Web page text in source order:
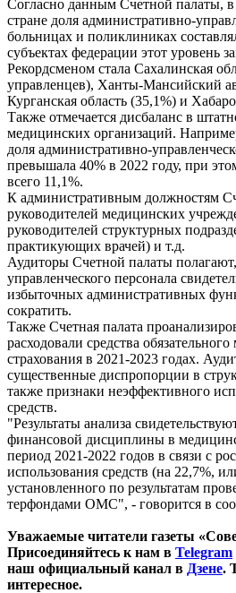
Согласно данным Счетной палаты,
стране доля административно-
больницах и поликлиниках
субъектах федерации этот уровень
Рекордсменом стала Сахалинская
управленцев), Ханты-Мансийский
Курганская область (35,1%) и
Также отмечается дисбаланс в
медицинских организаций.
доля административно-
превышала 40% в 2022 году, при
всего 11,1%.
К административным должностям
руководителей медицинских
руководителей структурных
практикующих врачей) и т.д.
Аудиторы Счетной палаты
управленческого персонала
избыточных административных
сократить.
Также Счетная палата
расходовали средства
страхования в 2021-2023 годах.
существенные диспропорции в
также признаки неэффективного
средств.
"Результаты анализа
финансовой дисциплины в
период 2021-2022 годов в связи с
использования средств (на 22,7%,
установленного по результатам
терфондами ОМС", - говорится в
Уважаемые читатели газеты
Присоединяйтесь к нам в Telegram
наш официальный канал в Дзене.
интересное.